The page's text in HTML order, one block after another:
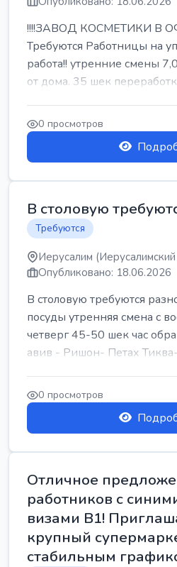
!!!!ЗАВОД КОСМЕТИКИ В
Требуются Работницы на
работа!! утренние смены
от дома. 35 шек
0 просмотров
В столовую
Требуются
Иерусалим (Иерусалимский
Опубликовано: 18.06.2026
В столовую требуются
посуды утренняя смена с
четверг 45-50 шек час
авив - Ришон- Петах
0 просмотров
Отличное
работников с
визами B1!
крупный
стабильным